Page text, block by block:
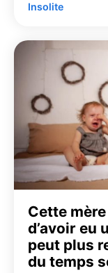
Insolite
Cette
d’avoir eu
peut plus
du temps